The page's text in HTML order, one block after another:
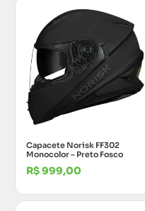
Capacete Norisk FF302
Monocolor – Preto Fosco
R$999,00